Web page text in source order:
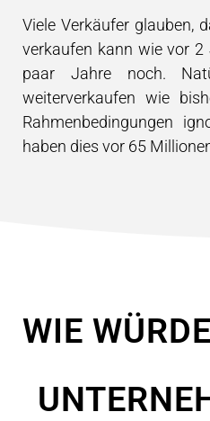
Viele Verkäufer glauben,
verkaufen kann wie vor
paar Jahre noch.
weiterverkaufen wie
Rahmenbedingungen
haben dies vor 65
WIE